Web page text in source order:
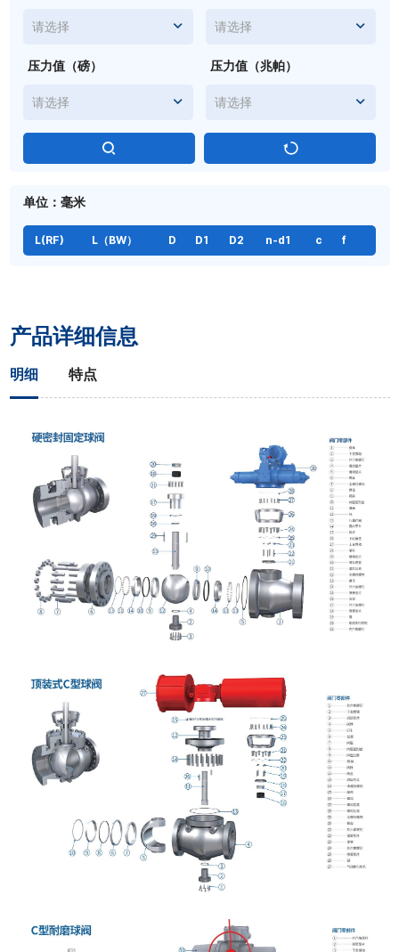
压力值（磅）
请选择
压力值（兆帕）
请选择
请选择
请选择
单位：毫米
L(RF) L（BW） D D1 D2 n-d1 c f
产品详细信息
明细 特点